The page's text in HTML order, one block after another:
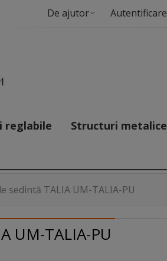
De ajutor Autentificare
reglabile Structuri metalice
sedintă TALIA UM-TALIA-PU
UM-TALIA-PU